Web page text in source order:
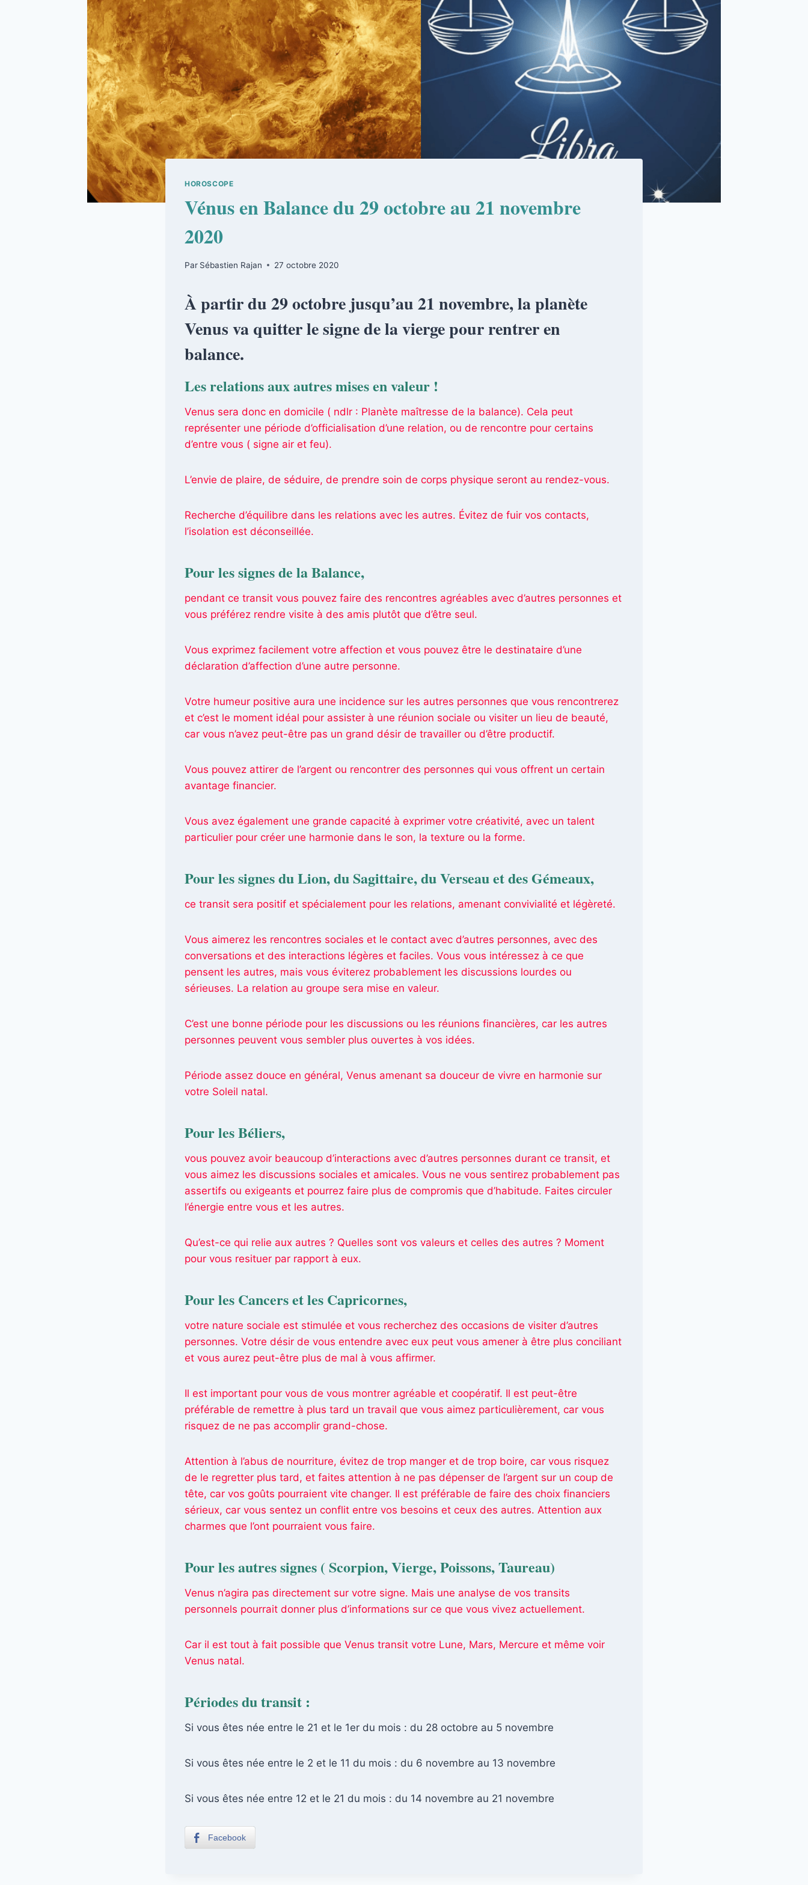
HOROSCOPE
Vénus en Balance du 29 octobre au 21 novembre
2020
Par Sébastien Rajan 27 octobre 2020
À partir du 29 octobre jusqu’au 21 novembre, la planète
Venus va quitter le signe de la vierge pour rentrer en
balance.
Les relations aux autres mises en valeur !
Venus sera donc en domicile ( ndlr : Planète maîtresse de la balance). Cela peut
représenter une période d’officialisation d’une relation, ou de rencontre pour certains
d’entre vous ( signe air et feu).
L’envie de plaire, de séduire, de prendre soin de corps physique seront au rendez-vous.
Recherche d’équilibre dans les relations avec les autres. Évitez de fuir vos contacts,
l’isolation est déconseillée.
Pour les signes de la Balance,
pendant ce transit vous pouvez faire des rencontres agréables avec d’autres personnes et
vous préférez rendre visite à des amis plutôt que d’être seul.
Vous exprimez facilement votre affection et vous pouvez être le destinataire d’une
déclaration d’affection d’une autre personne.
Votre humeur positive aura une incidence sur les autres personnes que vous rencontrerez
et c’est le moment idéal pour assister à une réunion sociale ou visiter un lieu de beauté,
car vous n’avez peut-être pas un grand désir de travailler ou d’être productif.
Vous pouvez attirer de l’argent ou rencontrer des personnes qui vous offrent un certain
avantage financier.
Vous avez également une grande capacité à exprimer votre créativité, avec un talent
particulier pour créer une harmonie dans le son, la texture ou la forme.
Pour les signes du Lion, du Sagittaire, du Verseau et des Gémeaux,
ce transit sera positif et spécialement pour les relations, amenant convivialité et légèreté.
Vous aimerez les rencontres sociales et le contact avec d’autres personnes, avec des
conversations et des interactions légères et faciles. Vous vous intéressez à ce que
pensent les autres, mais vous éviterez probablement les discussions lourdes ou
sérieuses. La relation au groupe sera mise en valeur.
C’est une bonne période pour les discussions ou les réunions financières, car les autres
personnes peuvent vous sembler plus ouvertes à vos idées.
Période assez douce en général, Venus amenant sa douceur de vivre en harmonie sur
votre Soleil natal.
Pour les Béliers,
vous pouvez avoir beaucoup d’interactions avec d’autres personnes durant ce transit, et
vous aimez les discussions sociales et amicales. Vous ne vous sentirez probablement pas
assertifs ou exigeants et pourrez faire plus de compromis que d’habitude. Faites circuler
l’énergie entre vous et les autres.
Qu’est-ce qui relie aux autres ? Quelles sont vos valeurs et celles des autres ? Moment
pour vous resituer par rapport à eux.
Pour les Cancers et les Capricornes,
votre nature sociale est stimulée et vous recherchez des occasions de visiter d’autres
personnes. Votre désir de vous entendre avec eux peut vous amener à être plus conciliant
et vous aurez peut-être plus de mal à vous affirmer.
Il est important pour vous de vous montrer agréable et coopératif. Il est peut-être
préférable de remettre à plus tard un travail que vous aimez particulièrement, car vous
risquez de ne pas accomplir grand-chose.
Attention à l’abus de nourriture, évitez de trop manger et de trop boire, car vous risquez
de le regretter plus tard, et faites attention à ne pas dépenser de l’argent sur un coup de
tête, car vos goûts pourraient vite changer. Il est préférable de faire des choix financiers
sérieux, car vous sentez un conflit entre vos besoins et ceux des autres. Attention aux
charmes que l’ont pourraient vous faire.
Pour les autres signes ( Scorpion, Vierge, Poissons, Taureau)
Venus n’agira pas directement sur votre signe. Mais une analyse de vos transits
personnels pourrait donner plus d’informations sur ce que vous vivez actuellement.
Car il est tout à fait possible que Venus transit votre Lune, Mars, Mercure et même voir
Venus natal.
Périodes du transit :
Si vous êtes née entre le 21 et le 1er du mois : du 28 octobre au 5 novembre
Si vous êtes née entre le 2 et le 11 du mois : du 6 novembre au 13 novembre
Si vous êtes née entre 12 et le 21 du mois : du 14 novembre au 21 novembre
Facebook